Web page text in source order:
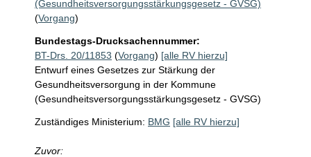
(Gesundheitsversorgungsstärkungsgesetz - GVSG)
(Vorgang)
Bundestags-Drucksachennummer:
BT-Drs. 20/11853 (Vorgang) [alle RV hierzu]
Entwurf eines Gesetzes zur Stärkung der
Gesundheitsversorgung in der Kommune
(Gesundheitsversorgungsstärkungsgesetz - GVSG)
Zuständiges Ministerium: BMG [alle RV hierzu]
Zuvor: